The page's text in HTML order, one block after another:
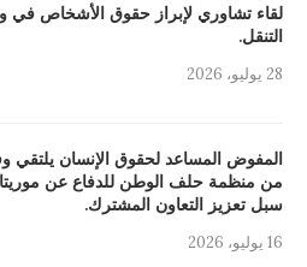
لقاء تشاوري لإبراز حقوق الأشخاص في
التنقل.
28 يوليو، 2026
المفوض المساعد لحقوق الإنسان يلتقي
من منظمة حلف الوطن للدفاع عن
سبل تعزيز التعاون المشترك.
16 يوليو، 2026